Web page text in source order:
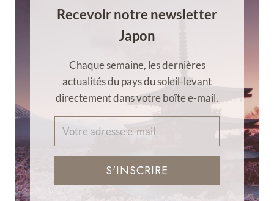
Recevoir notre newsletter
Japon
Chaque semaine, les dernières
actualités du pays du soleil-levant
directement dans votre boîte e-mail.
S'INSCRIRE